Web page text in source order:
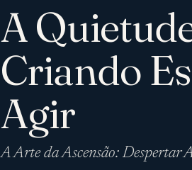
A
Criando
Agir
A Arte da Ascensão: Despertar